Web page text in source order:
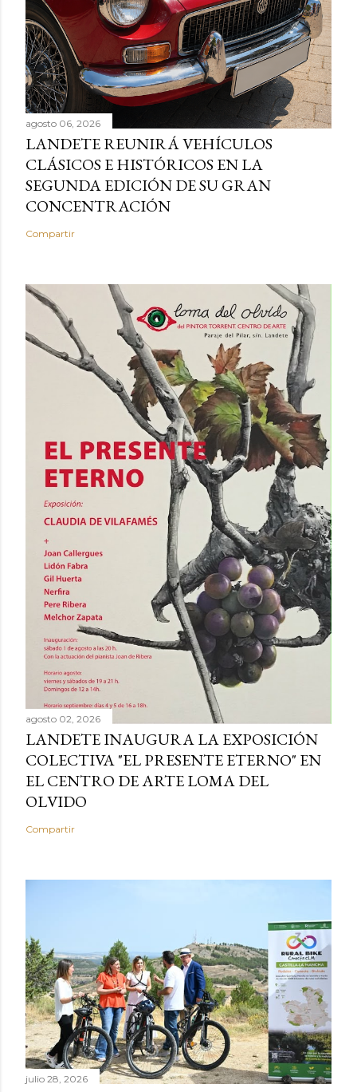
agosto 06, 2026
LANDETE REUNIRÁ VEHÍCULOS
CLÁSICOS E HISTÓRICOS EN LA
SEGUNDA EDICIÓN DE SU GRAN
CONCENTRACIÓN
Compartir
agosto 02, 2026
LANDETE INAUGURA LA EXPOSICIÓN
COLECTIVA "EL PRESENTE ETERNO" EN
EL CENTRO DE ARTE LOMA DEL
OLVIDO
Compartir
julio 28, 2026